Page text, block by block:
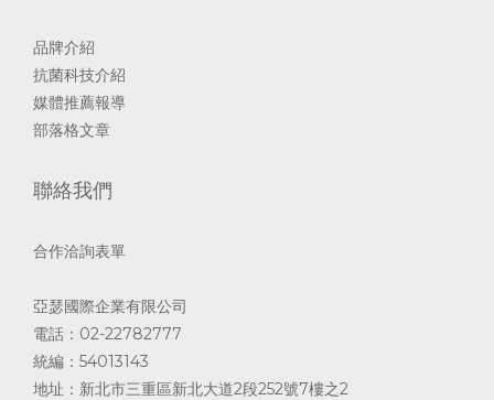
品牌介紹
抗菌科技介紹
媒體推薦報導
部落格文章
聯絡我們
合作洽詢表單
亞瑟國際企業有限公司
電話：02-22782777
統編：54013143
地址：新北市三重區新北大道2段252號7樓之2